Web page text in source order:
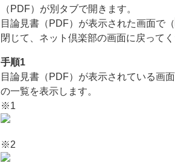
（PDF）が別タブで開きます。
目論見書（PDF）が表示された画面で（
閉じて、ネット倶楽部の画面に戻ってく
手順1
目論見書（PDF）が表示されている画
の一覧を表示します。
※1
※2